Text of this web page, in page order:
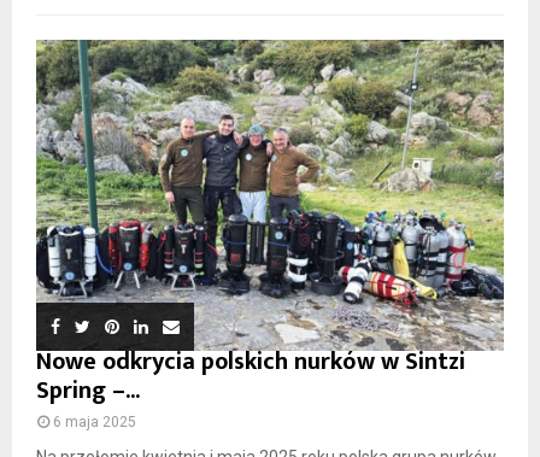
Nowe odkrycia polskich nurków w Sintzi
Spring –...
6 maja 2025